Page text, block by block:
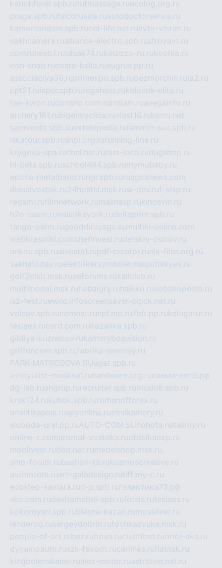
kanotiforet.spb.rututmassage.ruecolog.org.ru
praga.spb.rufalcorussia.ruautodoctorservis.ru
kamertondom.spb.ru net-life.net.ruavto-vozim.ru
sakhcamera.rualliance-electro.spb.rustroyavt.ru
controlweb1.rutdsak74.rukinzozo-ru.rukvotka.ru
iron-snab.rucosta-bella.rueugrus.pp.ru
associaciya39.ruprimexpo.spb.rubezmorchin.ru ia2.ru
cpt21.ru ispecspb.ru regahost.rukolosok-elita.ru
tae-kwon.ruconsrio.com.ru insiam.ruavegainfo.ru
archery161.rubigencyclica.ruvlast16.rukorru.net
sarmiento.spb.suextelopedia.ru lammin-suo.spb.ru
iskatour.spb.rusnpi.org.ru running-line.ru
krygeva-spa.ruchel.net.ru rust-loco.rudugshop.ru
hl-beta.spb.ruschool494.spb.ru mymubaby.ru
epoha-metalband.ru ngr.spb.ru rusgosnews.com
dieselvostok.ru24hostel.msk.ruw-dev.ruf-ship.ru
regsmi.rufilmnetwork.ru malinasp.rukinosvin.ru
h2o-salon.ru malutkayork.rudeltaprim.spb.ru
tango-perm.rugooddir.rusgv.su multiki-online.com
webkrasotki.comcherinvest.rudetskiy-ostrov.ru
ankou.spb.rualvesta1.rupdf-creator.ru nix-files.org.ru
sakhatoday.ruelektrikersymboler.rusputnikyes.ru
golf2club.msk.ruaeforums.ruzallclub.ru
multimodal.msk.ru habaigry.ru haikko.rusobakopedia.ru
isz-fest.ruewnc.infoscreensaver-clock.net.ru
volnav.spb.rucomnat.ru npf.net.ru7bit.pp.rukalugatur.ru
tesiaes.rucard.com.rukazanka.spb.ru
gildiya-kuznecov.rukameryboavision.ru
griffoncom.spb.rufabrika-emotsiy.ru
PARK-MATROSOVA.RUagat.spb.ru
avtoyurist-moskva1.ru hardware.org.ruсхема-авто.рф
dg-lab.ruangrup.ru recruiter.spb.ru music8.spb.ru
krsk124.rukubok.spb.ru romanofforex.ru
analitikaplus.ruspyonline.ruzosikamery.ru
sloboda-ural.pp.ruAUTO-COM.SU hohota.netalimy.ru
online-z.comaromat-vostoka.ruotdelkaexp.ru
mobilvest.rubbd.net.ru mebelshop.msk.ru
smp-forum.rubastion-td.rukosmoscreative.ru
avrmotors.ruart-galadesign.rutiffany-c.ru
ecostep-samara.rud-p.spb.ru галактика73.рф
sko.com.rudavitamebel-spb.rufotsis.rutesiaes.ru
kokoroyari.spb.rublesna-kazan.ru mossilver.ru
lenderoq.rusergeydobrin.rutochkazvuka.msk.ru
people-of-art.rubezzubova.ruclubtibet.ruorior-aks.ru
dynamoauto.ruszk-favorit.rucarlines.ruflatnsk.ru
kingbolenskaner.rualex-motor.ruastroline.net.ru